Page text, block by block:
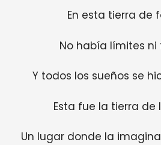
En esta tierra de
No había límites ni
Y todos los sueños se
Esta fue la tierra de
Un lugar donde la